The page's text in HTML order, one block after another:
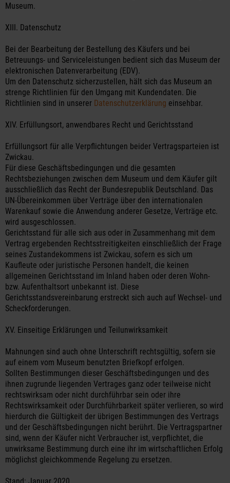
Museum.
XIII. Datenschutz
Bei der Bearbeitung der Bestellung des Käufers und bei
Betreuungs- und Serviceleistungen bedient sich das Museum der
elektronischen Datenverarbeitung (EDV).
Um den Datenschutz sicherzustellen, hält sich das Museum an
strenge Richtlinien für den Umgang mit Kundendaten. Die
Richtlinien sind in unserer Datenschutzerklärung einsehbar.
XIV. Erfüllungsort, anwendbares Recht und Gerichtsstand
Erfüllungsort für alle Verpflichtungen beider Vertragsparteien ist
Zwickau.
Für diese Geschäftsbedingungen und die gesamten
Rechtsbeziehungen zwischen dem Museum und dem Käufer gilt
ausschließlich das Recht der Bundesrepublik Deutschland. Das
UN-Übereinkommen über Verträge über den internationalen
Warenkauf sowie die Anwendung anderer Gesetze, Verträge etc.
wird ausgeschlossen.
Gerichtsstand für alle sich aus oder in Zusammenhang mit dem
Vertrag ergebenden Rechtsstreitigkeiten einschließlich der Frage
seines Zustandekommens ist Zwickau, sofern es sich um
Kaufleute oder juristische Personen handelt, die keinen
allgemeinen Gerichtsstand im Inland haben oder deren Wohn-
bzw. Aufenthaltsort unbekannt ist. Diese
Gerichtsstandsvereinbarung erstreckt sich auch auf Wechsel- und
Scheckforderungen.
XV. Einseitige Erklärungen und Teilunwirksamkeit
Mahnungen sind auch ohne Unterschrift rechtsgültig, sofern sie
auf einem vom Museum benutzten Briefkopf erfolgen.
Sollten Bestimmungen dieser Geschäftsbedingungen und des
ihnen zugrunde liegenden Vertrages ganz oder teilweise nicht
rechtswirksam oder nicht durchführbar sein oder ihre
Rechtswirksamkeit oder Durchführbarkeit später verlieren, so wird
hierdurch die Gültigkeit der übrigen Bestimmungen des Vertrags
und der Geschäftsbedingungen nicht berührt. Die Vertragspartner
sind, wenn der Käufer nicht Verbraucher ist, verpflichtet, die
unwirksame Bestimmung durch eine ihr im wirtschaftlichen Erfolg
möglichst gleichkommende Regelung zu ersetzen.